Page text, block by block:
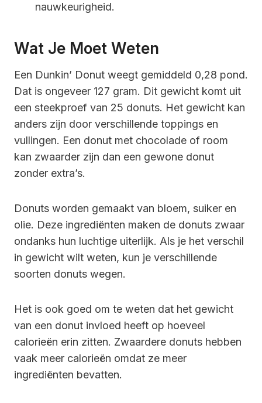
nauwkeurigheid.
Wat Je Moet Weten
Een Dunkin’ Donut weegt gemiddeld 0,28 pond.
Dat is ongeveer 127 gram. Dit gewicht komt uit
een steekproef van 25 donuts. Het gewicht kan
anders zijn door verschillende toppings en
vullingen. Een donut met chocolade of room
kan zwaarder zijn dan een gewone donut
zonder extra’s.
Donuts worden gemaakt van bloem, suiker en
olie. Deze ingrediënten maken de donuts zwaar
ondanks hun luchtige uiterlijk. Als je het verschil
in gewicht wilt weten, kun je verschillende
soorten donuts wegen.
Het is ook goed om te weten dat het gewicht
van een donut invloed heeft op hoeveel
calorieën erin zitten. Zwaardere donuts hebben
vaak meer calorieën omdat ze meer
ingrediënten bevatten.